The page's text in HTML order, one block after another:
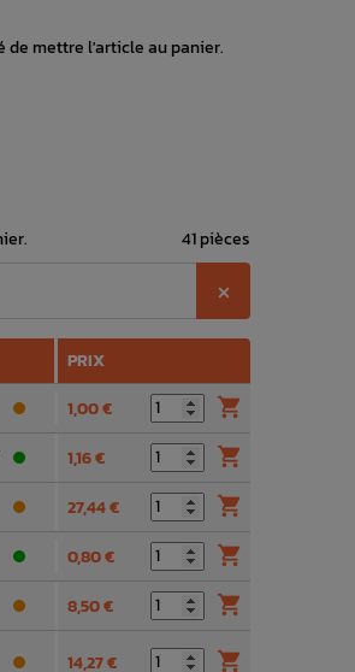
de mettre l'article au panier.
41 pièces
⨉
PRIX
1,00 € 
1,16 € 
27,44 € 
0,80 € 
8,50 € 
14,27 € 